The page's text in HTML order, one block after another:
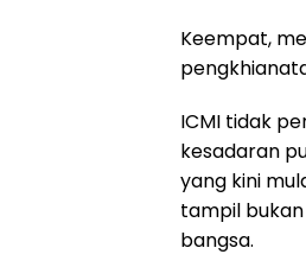
Keempat,
ICMI tidak
kesadaran
yang kini
tampil
bangsa.